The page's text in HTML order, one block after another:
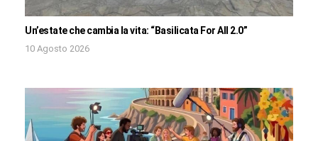
Un’estate che cambia la vita: “Basilicata For All 2.0”
10 Agosto 2026